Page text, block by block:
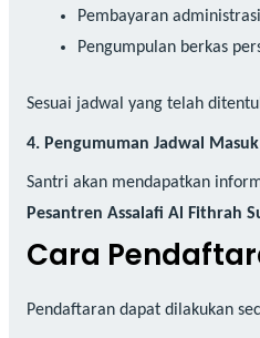
Pembayaran administrasi
Pengumpulan berkas
Sesuai jadwal yang telah
4. Pengumuman Jadwal Masuk
Santri akan mendapatkan
Pesantren Assalafi Al Fithrah
Cara
Pendaftaran dapat dilakukan